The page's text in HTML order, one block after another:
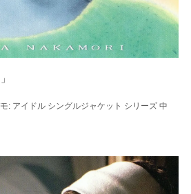
: アイドル シングルジャケット シリーズ 中